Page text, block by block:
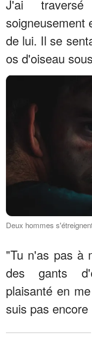
J'ai
soigneusement
de lui. Il se
os d'oiseau
Deux hommes
"Tu n'as pas à
des gants
plaisanté en
suis pas